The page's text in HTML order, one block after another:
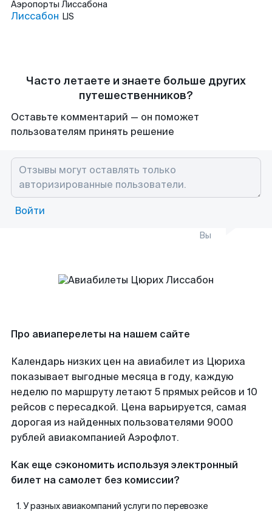
Аэропорты Лиссабона
Лиссабон LIS
Часто летаете и знаете больше других
путешественников?
Оставьте комментарий — он поможет
пользователям принять решение
Войти
Вы
Про авиаперелеты на нашем сайте
Календарь низких цен на авиабилет из Цюриха
показывает выгодные месяца в году, каждую
неделю по маршруту летают 5 прямых рейсов и 10
рейсов с пересадкой. Цена варьируется, самая
дорогая из найденных пользователями 9000
рублей авиакомпанией Аэрофлот.
Как еще сэкономить используя электронный
билет на самолет без комиссии?
У разных авиакомпаний услуги по перевозке